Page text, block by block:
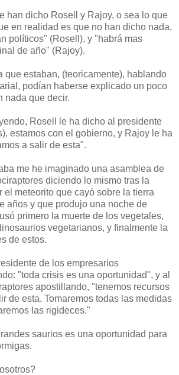
han dicho Rosell y Rajoy, o sea lo que
en realidad es que no han dicho nada,
políticos" (Rosell), y "habrá mas
de año" (Rajoy).
que estaban, (teoricamente), hablando
podían haberse explicado un poco
nada que decir.
Rosell le ha dicho al presidente
estamos con el gobierno, y Rajoy le ha
a salir de esta".
me he imaginado una asamblea de
diciendo lo mismo tras la
el meteorito que cayó sobre la tierra
años y que produjo una noche de
primero la muerte de los vegetales,
vegetarianos, y finalmente la
de estos.
de los empresarios
"toda crisis es una oportunidad", y al
apostillando, "tenemos recursos
de esta. Tomaremos todas las medidas
las rigideces."
saurios es una oportunidad para